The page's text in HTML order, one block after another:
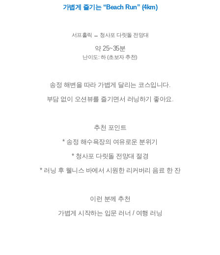
가볍게 즐기는 “Beach Run” (4km)
서프홀릭 ↔ 청사포 다릿돌 전망대
난이도: 하 (초보자 추천)
송정 해변을 따라 가볍게 달리는 코스입니다.
부담 없이 오션뷰를 즐기면서 러닝하기 좋아요.
추천 포인트
* 송정 해수욕장의 여유로운 분위기
* 청사포 다릿돌 전망대 절경
* 러닝 후 웰니스 바에서 시원한 리커버리 음료 한 잔
이런 분께 추천
가볍게 시작하는 입문 러너 / 여행 러닝